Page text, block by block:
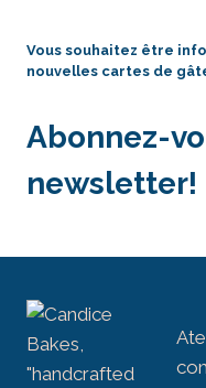
Vous souhaitez être
nouvelles cartes de
Abonnez-
newsletter!